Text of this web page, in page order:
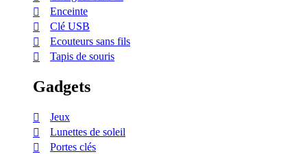
Enceinte
Clé USB
Ecouteurs sans fils
Tapis de souris
Gadgets
Jeux
Lunettes de soleil
Portes clés